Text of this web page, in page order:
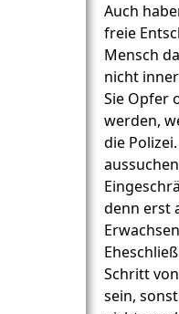
Auch
freie
Mensch
nicht
Sie Opfer
werden,
die
denn erst
Schritt
sein,